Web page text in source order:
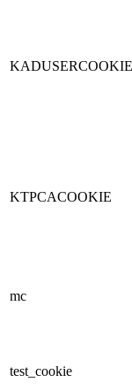
KADUSERCOOKIE
KTPCACOOKIE
mc
test_cookie